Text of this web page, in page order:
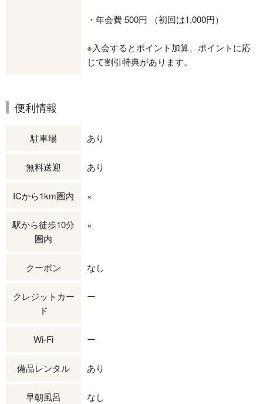
・年会費 500円 （初回は1,000円）
※入会するとポイント加算、ポイントに応
じて割引特典があります。
便利情報
駐車場 あり
無料送迎 あり
ICから1km圏内 ×
駅から徒歩10分
圏内
×
クーポン なし
クレジットカー
ド
ー
Wi-Fi ー
備品レンタル あり
早朝風呂 なし